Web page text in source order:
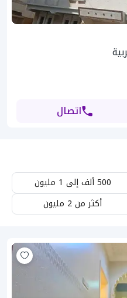
اتصال
500 ألف إلى 1 مليون
أكثر من 2 مليون